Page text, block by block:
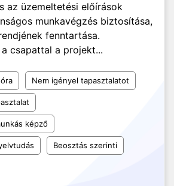
az üzemeltetési előírások
munkavégzés biztosítása,
fenntartása.
csapattal a projekt...
Nem igényel tapasztalatot
képző
Beosztás szerinti